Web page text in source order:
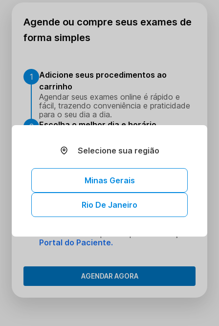
Agende ou compre seus exames de
forma simples
1
Adicione seus procedimentos ao
carrinho
Agendar seus exames online é rápido e
fácil, trazendo conveniência e praticidade
para o seu dia a dia.
2 Escolha o melhor dia e horário
Tenha acesso aos seus resultados sem
sair de casa
Portal do Paciente.
AGENDAR AGORA
Selecione sua região
Minas Gerais
Rio De Janeiro